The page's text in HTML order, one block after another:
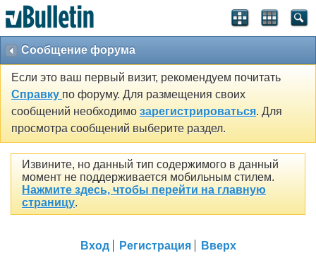
Сообщение форума
Если это ваш первый визит, рекомендуем почитать
Справку по форуму. Для размещения своих
сообщений необходимо зарегистрироваться. Для
просмотра сообщений выберите раздел.
Извините, но данный тип содержимого в данный
момент не поддерживается мобильным стилем.
Нажмите здесь, чтобы перейти на главную
страницу.
Вход Регистрация Вверх